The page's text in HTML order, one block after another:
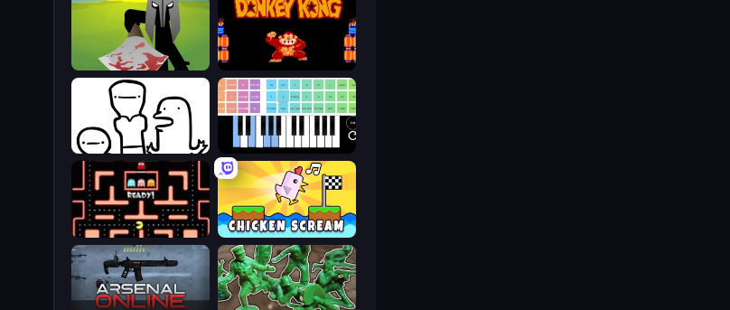
Donkey Kong Returns
Kill The Spartan
Virtual Online Piano
I Don't Even Know
Chicken Scream
Pacman